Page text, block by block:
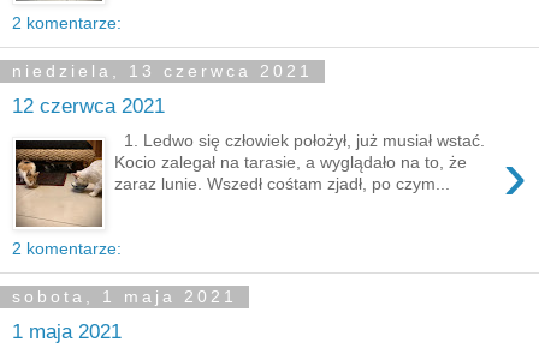
2 komentarze:
niedziela, 13 czerwca 2021
12 czerwca 2021
›
1. Ledwo się człowiek położył, już musiał wstać.
Kocio zalegał na tarasie, a wyglądało na to, że
zaraz lunie. Wszedł cośtam zjadł, po czym...
2 komentarze:
sobota, 1 maja 2021
1 maja 2021